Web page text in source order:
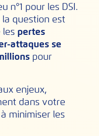
n°1 pour les DSI.
question est
les pertes
attaques se
pour
enjeux,
dans votre
minimiser les